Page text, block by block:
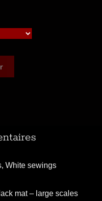
White sewings
mat – large scales